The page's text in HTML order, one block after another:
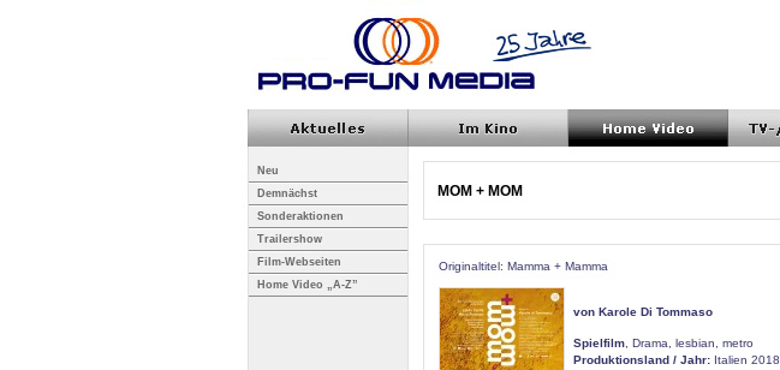
Neu
Demnächst
Sonderaktionen
Trailershow
Film-Webseiten
Home Video „A-Z”
MOM + MOM
Originaltitel: Mamma + Mamma
von Karole Di Tommaso
Spielfilm , Drama, lesbian, metro
Produktionsland / Jahr: Italien 2018